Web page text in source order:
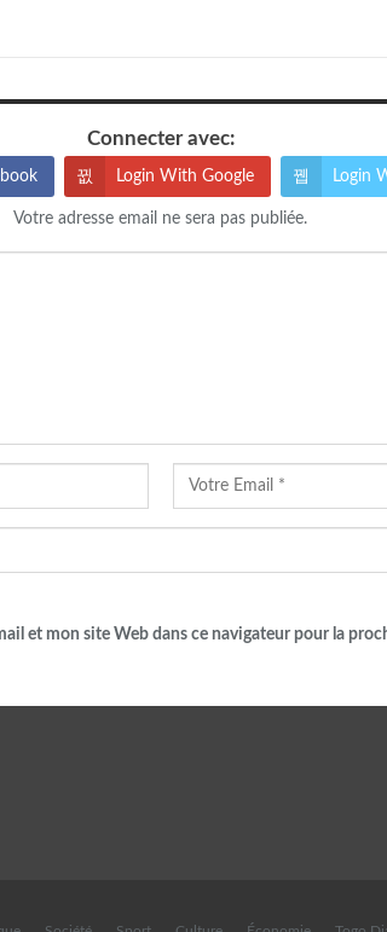
Connecter avec:
Login With Google Login
Votre adresse email ne sera pas publiée.
et mon site Web dans ce navigateur pour la